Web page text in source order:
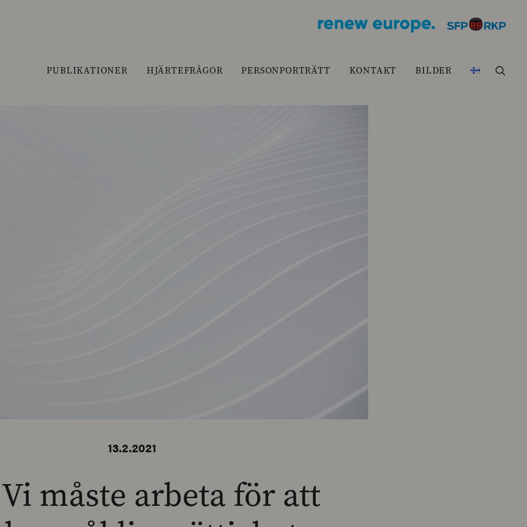
PUBLIKATIONER HJÄRTEFRÅGOR PERSONPORTRÄTT KONTAKT BILDER
13.2.2021
måste arbeta för att